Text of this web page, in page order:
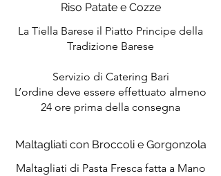
Riso Patate e Cozze
La Tiella Barese il Piatto Principe della
Tradizione Barese
Servizio di Catering Bari
L’ordine deve essere effettuato almeno
24 ore prima della consegna
Maltagliati con Broccoli e Gorgonzola
Maltagliati di Pasta Fresca fatta a Mano